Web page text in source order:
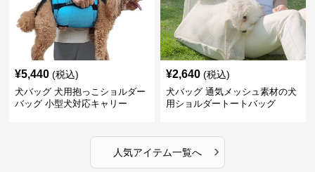
¥5,440 (税込)
犬バッグ 犬用抱っこショルダー
バッグ 小型犬対応キャリー
¥2,640 (税込)
犬バッグ 通気メッシュ素材の犬
用ショルダートートバッグ
人気アイテム一覧へ ›